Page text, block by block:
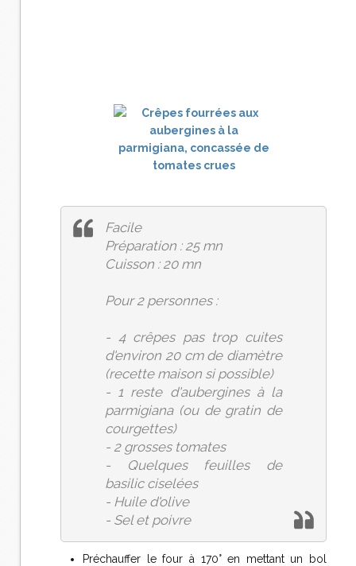
Facile
Préparation : 25 mn
Cuisson : 20 mn
Pour 2 personnes :
- 4 crêpes pas trop cuites
d'environ 20 cm de diamètre
(recette maison si possible)
- 1 reste d'aubergines à la
parmigiana (ou de gratin de
courgettes)
- 2 grosses tomates
- Quelques feuilles de
basilic ciselées
- Huile d'olive
- Sel et poivre
Préchauffer le four à 170° en mettant un bol